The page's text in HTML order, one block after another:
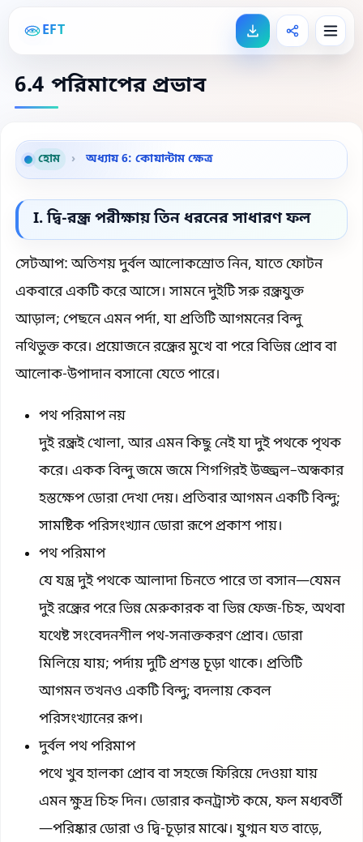
EFT
6.4 পরিমাপের প্রভাব
হোম › অধ্যায় 6: কোয়ান্টাম ক্ষেত্র
I. দ্বি-রন্ধ্র পরীক্ষায় তিন ধরনের সাধারণ ফল
সেটআপ: অতিশয় দুর্বল আলোকস্রোত নিন, যাতে ফোটন
একবারে একটি করে আসে। সামনে দুইটি সরু রন্ধ্রযুক্ত
আড়াল; পেছনে এমন পর্দা, যা প্রতিটি আগমনের বিন্দু
নথিভুক্ত করে। প্রয়োজনে রন্ধ্রের মুখে বা পরে বিভিন্ন প্রোব বা
আলোক-উপাদান বসানো যেতে পারে।
পথ পরিমাপ নয়
দুই রন্ধ্রই খোলা, আর এমন কিছু নেই যা দুই পথকে পৃথক
করে। একক বিন্দু জমে জমে শিগগিরই উজ্জ্বল–অন্ধকার
হস্তক্ষেপ ডোরা দেখা দেয়। প্রতিবার আগমন একটি বিন্দু;
সামষ্টিক পরিসংখ্যান ডোরা রূপে প্রকাশ পায়।
পথ পরিমাপ
যে যন্ত্র দুই পথকে আলাদা চিনতে পারে তা বসান—যেমন
দুই রন্ধ্রের পরে ভিন্ন মেরুকারক বা ভিন্ন ফেজ-চিহ্ন, অথবা
যথেষ্ট সংবেদনশীল পথ-সনাক্তকরণ প্রোব। ডোরা
মিলিয়ে যায়; পর্দায় দুটি প্রশস্ত চূড়া থাকে। প্রতিটি
আগমন তখনও একটি বিন্দু; বদলায় কেবল
পরিসংখ্যানের রূপ।
দুর্বল পথ পরিমাপ
পথে খুব হালকা প্রোব বা সহজে ফিরিয়ে দেওয়া যায়
এমন ক্ষুদ্র চিহ্ন দিন। ডোরার কনট্রাস্ট কমে, ফল মধ্যবর্তী
—পরিষ্কার ডোরা ও দ্বি-চূড়ার মাঝে। যুগ্মন যত বাড়ে,